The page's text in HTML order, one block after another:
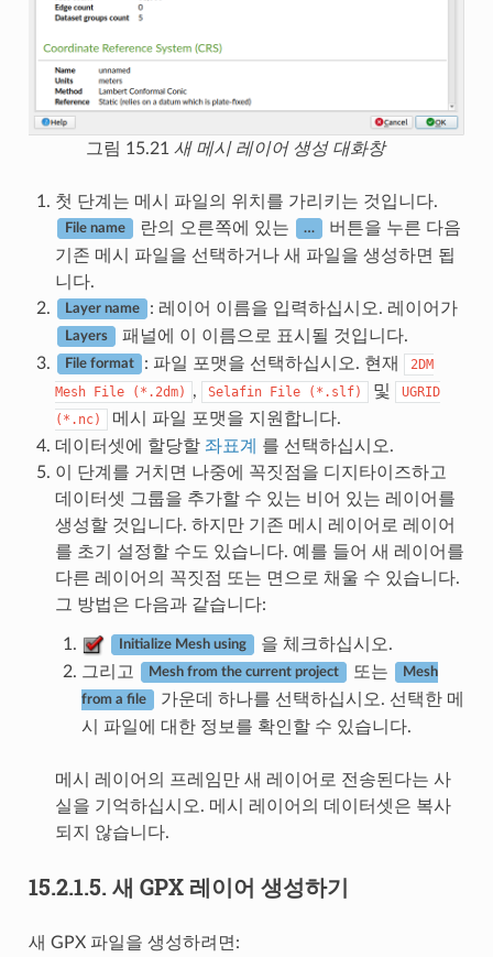
그림 15.21 새 메시 레이어 생성 대화창
첫 단계는 메시 파일의 위치를 가리키는 것입니다.
File name 란의 오른쪽에 있는 …
버튼을 누른 다음
기존 메시 파일을 선택하거나 새 파일을 생성하면 됩
니다.
Layer name : 레이어 이름을 입력하십시오. 레이어가
Layers 패널에 이 이름으로 표시될 것입니다.
File format : 파일 포맷을 선택하십시오. 현재
2DM
Mesh File (*.2dm) , Selafin File (*.slf) 및
UGRID
(*.nc)
메시 파일 포맷을 지원합니다.
데이터셋에 할당할 좌표계
를 선택하십시오.
이 단계를 거치면 나중에 꼭짓점을 디지타이즈하고
데이터셋 그룹을 추가할 수 있는 비어 있는 레이어를
생성할 것입니다. 하지만 기존 메시 레이어로 레이어
를 초기 설정할 수도 있습니다. 예를 들어 새 레이어를
다른 레이어의 꼭짓점 또는 면으로 채울 수 있습니다.
그 방법은 다음과 같습니다:
Initialize Mesh using
을 체크하십시오.
그리고
Mesh from the current project 또는 Mesh
from a file
가운데 하나를 선택하십시오. 선택한 메
시 파일에 대한 정보를 확인할 수 있습니다.
메시 레이어의 프레임만 새 레이어로 전송된다는 사
실을 기억하십시오. 메시 레이어의 데이터셋은 복사
되지 않습니다.
15.2.1.5. 새 GPX 레이어 생성하기
새 GPX 파일을 생성하려면: